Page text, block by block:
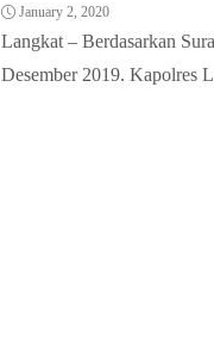
January 2, 2020
Langkat – Berdasarkan
Desember 2019. Kapolres